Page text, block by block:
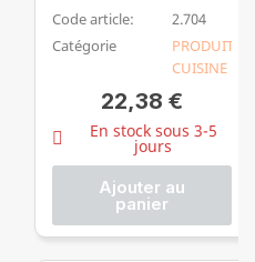
Code article:
2.704
Catégorie
PRODUIT
CUISINE
22,38 €
En stock sous 3-5
jours
Ajouter au
panier